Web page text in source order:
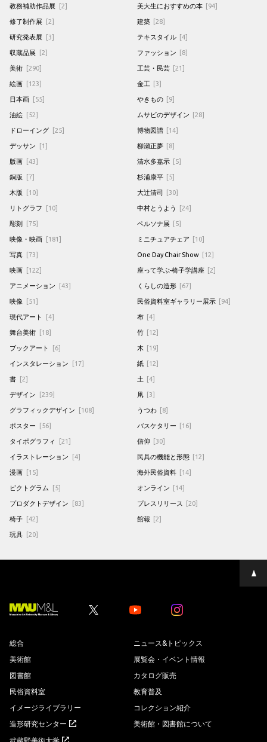
教務補助作品展 [2]
修了制作展 [2]
研究発表展 [3]
収蔵品展 [2]
美術 [290]
絵画 [123]
日本画 [55]
油絵 [52]
ドローイング [25]
デッサン [1]
版画 [43]
銅版 [7]
木版 [10]
リトグラフ [10]
彫刻 [75]
映像・映画 [181]
写真 [73]
映画 [122]
アニメーション [43]
映像 [51]
現代アート [4]
舞台美術 [18]
ブックアート [6]
インスタレーション [17]
書 [2]
デザイン [239]
グラフィックデザイン [108]
ポスター [56]
タイポグラフィ [21]
イラストレーション [4]
漫画 [15]
ピクトグラム [5]
プロダクトデザイン [83]
椅子 [42]
玩具 [20]
美大生におすすめの本 [94]
建築 [28]
テキスタイル [4]
ファッション [8]
工芸・民芸 [21]
金工 [3]
やきもの [9]
ムサビのデザイン [28]
博物図譜 [14]
柳瀬正夢 [8]
清水多嘉示 [5]
杉浦康平 [5]
大辻清司 [30]
中村とうよう [24]
ペルソナ展 [5]
ミニチュアチェア [10]
One Day Chair Show [12]
座って学ぶ-椅子学講座 [2]
くらしの造形 [67]
民俗資料室ギャラリー展示 [94]
布 [4]
竹 [12]
木 [19]
紙 [12]
土 [4]
凧 [3]
うつわ [8]
バスケタリー [16]
信仰 [30]
民具の機能と形態 [12]
海外民俗資料 [14]
オンライン [14]
プレスリリース [20]
館報 [2]
ペ
ー
Youtube Youtube
総合
美術館
図書館
民俗資料室
イメージライブラリー
造形研究センター
ニュース&トピックス
展覧会・イベント情報
カタログ販売
教育普及
コレクション紹介
美術館・図書館について